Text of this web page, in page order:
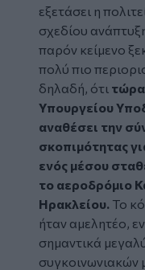
εξετάσει η
σχεδίου
παρόν κείμενο
πολύ πιο
δηλαδή, ότι τώρα
Υπουργείου
αναθέσει την
σκοπιμότητας
ενός μέσου
το αεροδρόμιο
Ηρακλείου. Το
ήταν αμελητέο,
σημαντικά
συγκοινωνιακών